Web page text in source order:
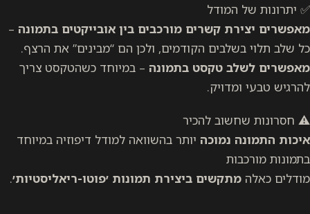
✅ יתרונות של המודל
מאפשרים יצירת קשרים מורכבים בין אובייקטים בתמונה –
כל שלב תלוי בשלבים הקודמים, ולכן הם “מבינים” את הרצף.
מאפשרים לשלב טקסט בתמונה – במיוחד כשהטקסט צריך
להרגיש טבעי ומדויק.
⚠️ חסרונות שחשוב להכיר
איכות התמונה נמוכה יותר בהשוואה למודל דיפוזיה במיוחד
בתמונות מורכבות
מודלים כאלה מתקשים ביצירת תמונות ׳פוטו-ריאליסטיות׳.